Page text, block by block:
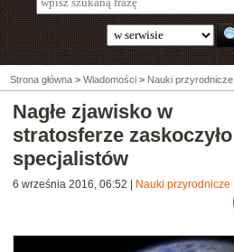
Strona główna > Wiadomości > Nauki przyrodnicze
Nagłe zjawisko w
stratosferze zaskoczyło
specjalistów
6 września 2016, 06:52 Nauki przyrodnicze